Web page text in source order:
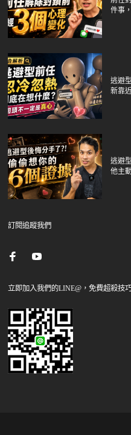
件事
逃避
新靠
逃避
他主
訂閱追蹤我們
立即加入我們的LINE@，免費超殺技